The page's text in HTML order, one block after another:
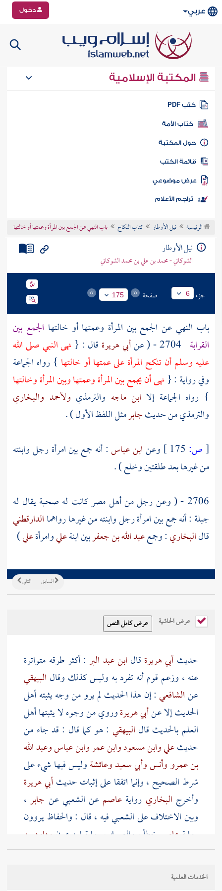
عربي دخول
المكتبة الإسلامية
كتب PDF
كتاب الأمة
المكتبة
الكتب
موضوعي
تراجم الأعلام
الرئيسية نيل الأوطار كتاب النكاح باب النهي عن الجمع بين المرأة وعمتها أو خالتها
نيل الأوطار
الشوكاني - محمد بن علي بن محمد الشوكاني
جزء 6 صفحة 175
باب النهي عن الجمع بين المرأة وعمتها أو خالتها الجمع بين
القرابة
أبي هريرة قال : { نهى النبي صلى الله
عليه وسلم أن تنكح المرأة على عمتها أو خالتها } رواه الجماعة
وفي رواية : {نهى أن يجمع بين المرأة وعمتها وبين المرأة وخالتها
} رواه الجماعة إلا ابن ماجه والترمذي ولأحمد والبخاري
والترمذيمن حديثجابرمثل اللفظ الأول ) .
[ص: وعنابن عباس: أنه جمع بين امرأة رجل وابنته
من غيرها بعد طلقتين وخلع ) .
2706 - ( وعن رجل من أهل
مصركانت له صحبة يقال له
جبلة : أنه جمع بين امرأة رجل وابنته من غيرها رواهماالدارقطني
قالالبخاري: وجمععبد الله بن جعفربين ابنةعليوامرأةعلي)
التالي السابق
عرض الحاشية
حديث أبي هريرة قال ابن عبد البر : أكثر طرقه متواترة
عنه ، وزعم قوم أنه تفرد به وليس كذلك وقال البيهقي
عنالشافعي: إن هذا الحديث لم يرو من وجه يثبته أهل
الحديث إلا عنأبي هريرةوروي من وجوه لا يثبتها أهل
العلم بالحديث قال البيهقي : هو كما قال : قد جاء من
حديثعليوابن مسعودوابن عمروابن عباسوعبد الله
بن عمرووأنسوأبي سعيدوعائشةوليس فيها شيء على
شرط الصحيح ، وإنما اتفقا على إثبات حديثأبي هريرة
وأخرج البخاري رواية عاصم عن الشعبيعن جابر ،
وبين الاختلاف علىالشعبيفيه ، قال : والحفاظ يروون
رواية عاصم خطأ ، والصواب رواية ابن عون وداود بن
أبي هندانتهى قال الحافظ : وهذا الاختلاف لم يقدح عند
البخاري
وللحديث طريق أخرى عنالخدمات العلمية